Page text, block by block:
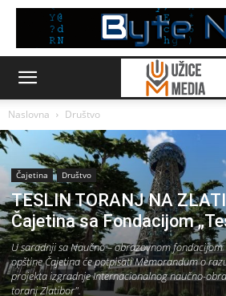
Naslovna Društvo
Čajetina Društvo
TESLIN TORANJ NA
Čajetina sa Fondacijom
U saradnji sa Naučno – obrazovnom
opštine Čajetina će potpisati Memorandum o
projekta izgradnje Internacionalnog naučno-
toranj Zlatibor".